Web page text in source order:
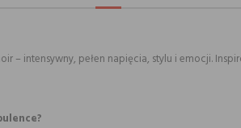
– intensywny, pełen napięcia, stylu i emocji.